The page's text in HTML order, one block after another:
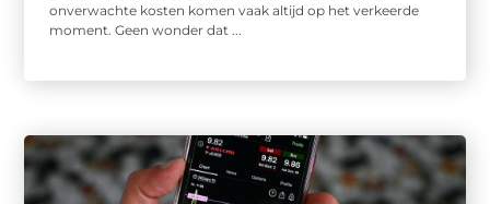
onverwachte kosten komen vaak altijd op het verkeerde
moment. Geen wonder dat ...